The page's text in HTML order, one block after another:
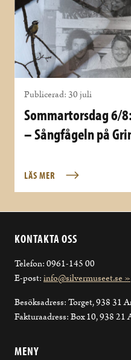
Publicerad: 30 juli
Sommartorsdag 6/
– Sångfågeln på
LÄS MER
KONTAKTA OSS
Telefon: 0961-145 00
E-post:info@silvermuseet.se »
Besöksadress: Torget, 938 31
Fakturaadress: Box 10, 938 21
MENY